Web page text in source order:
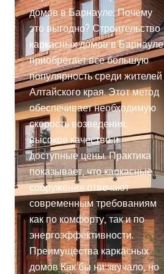
домов в Барнауле: Почему
это выгодно? Строительство
каркасных домов в Барнауле
приобретает все большую
популярность среди жителей
Алтайского края. Этот метод
обеспечивает необходимую
скорость возведения,
высокое качество и
доступные цены. Практика
показывает, что каркасные
сооружения отвечают
современным требованиям
как по комфорту, так и по
энергоэффективности.
Преимущества каркасных
домов Как бы ни звучало, но